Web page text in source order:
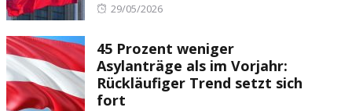
Posted
29/05/2026
45 Prozent weniger
Asylanträge als im Vorjahr:
Rückläufiger Trend setzt sich
fort